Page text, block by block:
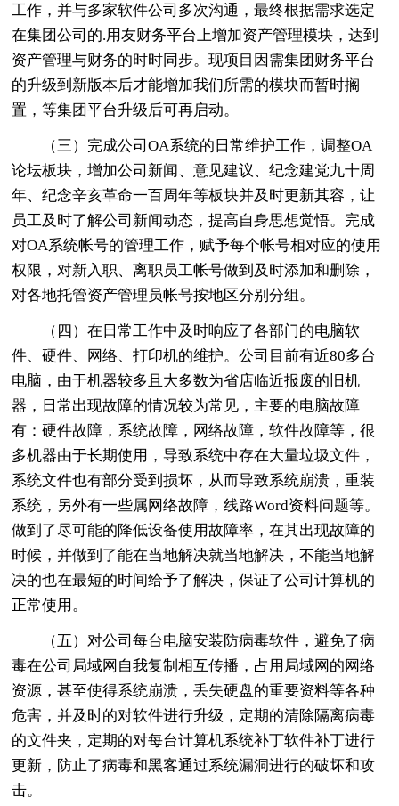
工作，并与多家软件公司多次沟通，最终根据需求选定
在集团公司的.用友财务平台上增加资产管理模块，达到
资产管理与财务的时时同步。现项目因需集团财务平台
的升级到新版本后才能增加我们所需的模块而暂时搁
置，等集团平台升级后可再启动。
（三）完成公司OA系统的日常维护工作，调整OA
论坛板块，增加公司新闻、意见建议、纪念建党九十周
年、纪念辛亥革命一百周年等板块并及时更新其容，让
员工及时了解公司新闻动态，提高自身思想觉悟。完成
对OA系统帐号的管理工作，赋予每个帐号相对应的使用
权限，对新入职、离职员工帐号做到及时添加和删除，
对各地托管资产管理员帐号按地区分别分组。
（四）在日常工作中及时响应了各部门的电脑软
件、硬件、网络、打印机的维护。公司目前有近80多台
电脑，由于机器较多且大多数为省店临近报废的旧机
器，日常出现故障的情况较为常见，主要的电脑故障
有：硬件故障，系统故障，网络故障，软件故障等，很
多机器由于长期使用，导致系统中存在大量垃圾文件，
系统文件也有部分受到损坏，从而导致系统崩溃，重装
系统，另外有一些属网络故障，线路Word资料问题等。
做到了尽可能的降低设备使用故障率，在其出现故障的
时候，并做到了能在当地解决就当地解决，不能当地解
决的也在最短的时间给予了解决，保证了公司计算机的
正常使用。
（五）对公司每台电脑安装防病毒软件，避免了病
毒在公司局域网自我复制相互传播，占用局域网的网络
资源，甚至使得系统崩溃，丢失硬盘的重要资料等各种
危害，并及时的对软件进行升级，定期的清除隔离病毒
的文件夹，定期的对每台计算机系统补丁软件补丁进行
更新，防止了病毒和黑客通过系统漏洞进行的破坏和攻
击。